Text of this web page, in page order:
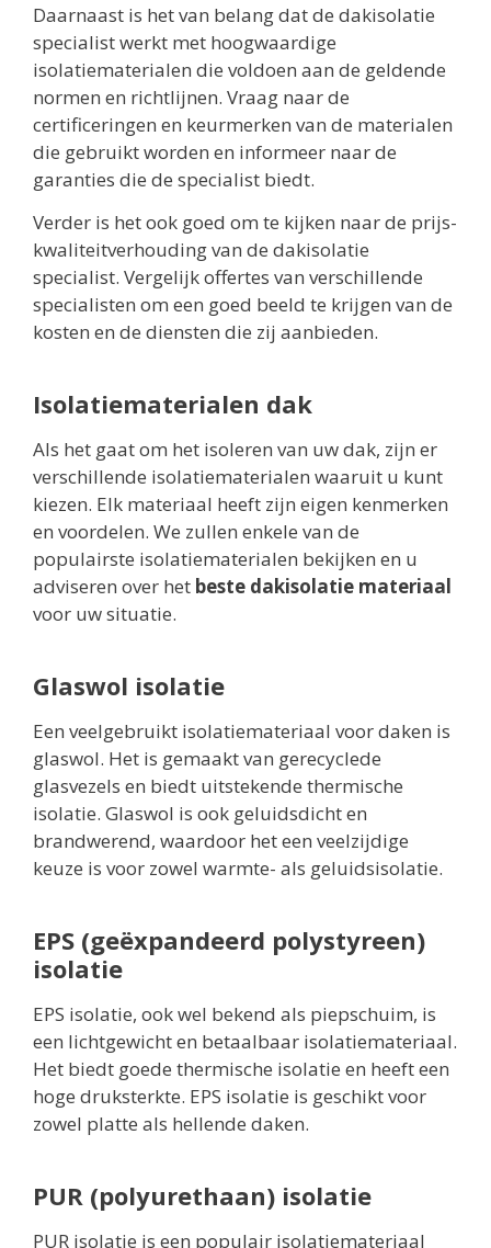
Daarnaast is het van belang dat de dakisolatie
specialist werkt met hoogwaardige
isolatiematerialen die voldoen aan de geldende
normen en richtlijnen. Vraag naar de
certificeringen en keurmerken van de materialen
die gebruikt worden en informeer naar de
garanties die de specialist biedt.
Verder is het ook goed om te kijken naar de prijs-
kwaliteitverhouding van de dakisolatie
specialist. Vergelijk offertes van verschillende
specialisten om een goed beeld te krijgen van de
kosten en de diensten die zij aanbieden.
Isolatiematerialen dak
Als het gaat om het isoleren van uw dak, zijn er
verschillende isolatiematerialen waaruit u kunt
kiezen. Elk materiaal heeft zijn eigen kenmerken
en voordelen. We zullen enkele van de
populairste isolatiematerialen bekijken en u
adviseren over het beste dakisolatie materiaal
voor uw situatie.
Glaswol isolatie
Een veelgebruikt isolatiemateriaal voor daken is
glaswol. Het is gemaakt van gerecyclede
glasvezels en biedt uitstekende thermische
isolatie. Glaswol is ook geluidsdicht en
brandwerend, waardoor het een veelzijdige
keuze is voor zowel warmte- als geluidsisolatie.
EPS (geëxpandeerd polystyreen)
isolatie
EPS isolatie, ook wel bekend als piepschuim, is
een lichtgewicht en betaalbaar isolatiemateriaal.
Het biedt goede thermische isolatie en heeft een
hoge druksterkte. EPS isolatie is geschikt voor
zowel platte als hellende daken.
PUR (polyurethaan) isolatie
PUR isolatie is een populair isolatiemateriaal